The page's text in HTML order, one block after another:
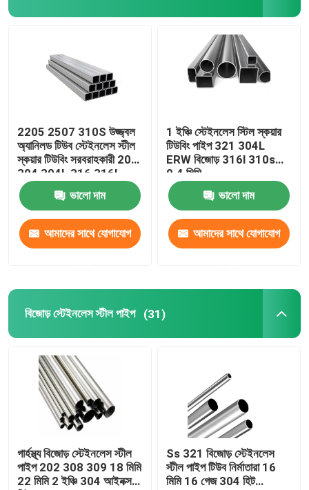
2205 2507 310S উজ্জ্বল
অ্যানিলড টিউব স্টেইনলেস স্টীল
স্কয়ার টিউবিং সরবরাহকারী 201
304 304L 316 316L
ভালো দাম
আমাদের সাথে যোগাযোগ
1 ইঞ্চি স্টেইনলেস স্টিল স্কয়ার
টিউবিং পাইপ 321 304L
ERW বিজোড় 316l 310s
0.4 মিমি
ভালো দাম
আমাদের সাথে যোগাযোগ
বিজোড় স্টেইনলেস স্টীল পাইপ (31)
গার্হস্থ্য বিজোড় স্টেইনলেস স্টীল
পাইপ 202 308 309 18 মিমি
22 মিমি 2 ইঞ্চি 304 আইনক্স
Ss 321 বিজোড় স্টেইনলেস
স্টীল পাইপ টিউব নির্মাতারা 16
মিমি 16 গেজ 304 হিট